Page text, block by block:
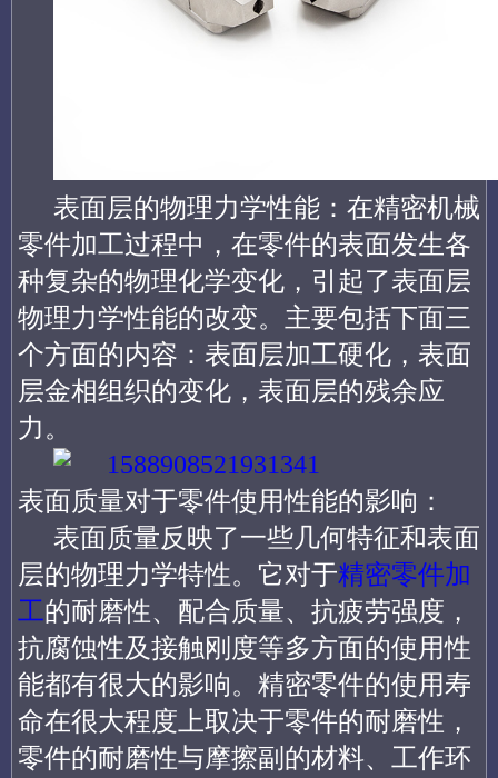
表面层的物理力学性能：在精密机械
零件加工过程中，在零件的表面发生各
种复杂的物理化学变化，引起了表面层
物理力学性能的改变。主要包括下面三
个方面的内容：表面层加工硬化，表面
层金相组织的变化，表面层的残余应
力。
表面质量对于零件使用性能的影响：
表面质量反映了一些几何特征和表面
层的物理力学特性。它对于精密零件加
工的耐磨性、配合质量、抗疲劳强度，
抗腐蚀性及接触刚度等多方面的使用性
能都有很大的影响。精密零件的使用寿
命在很大程度上取决于零件的耐磨性，
零件的耐磨性与摩擦副的材料、工作环